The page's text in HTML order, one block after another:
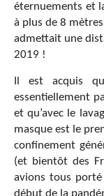
éternuements et
à plus de 8
admettait une
2019 !
Il est acquis
essentiellement
et qu’avec le
masque est le
confinement
(et bientôt des
avions tous porté